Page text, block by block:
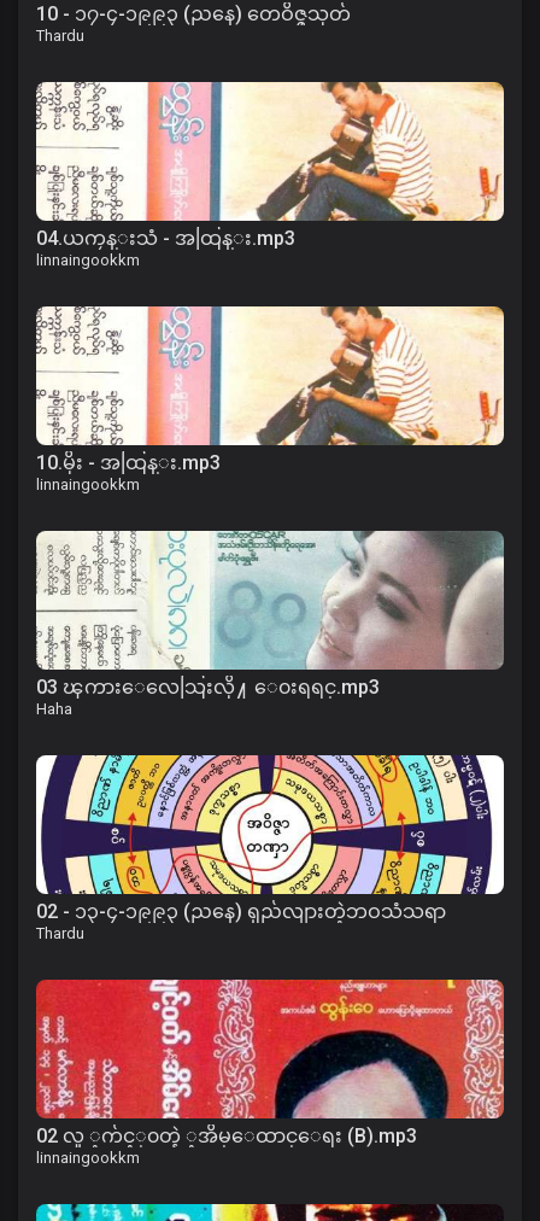
10 - ၁၇-၄-၁၉၉၃ (ညနေ) တေဝိဇ္ဇသုတ်
Thardu
04.ယကၠန္းသံ - အထြန္း.mp3
linnaingookkm
10.မိုး - အထြန္း.mp3
linnaingookkm
03 ၾကားေလေသြးလို႔ ေ၀းရရင္.mp3
Haha
02 - ၁၃-၄-၁၉၉၃ (ညနေ) ရှည်လျားတဲ့ဘဝသံသရာ
Thardu
02 လူ ့က်င့္၀တ္နဲ ့အိမ္ေထာင္ေရး (B).mp3
linnaingookkm